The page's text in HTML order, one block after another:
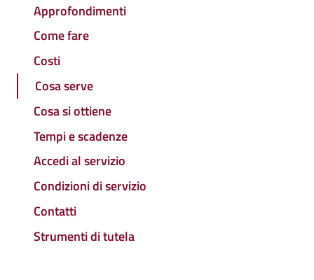
Approfondimenti
Come fare
Costi
Cosa serve
Cosa si ottiene
Tempi e scadenze
Accedi al servizio
Condizioni di servizio
Contatti
Strumenti di tutela